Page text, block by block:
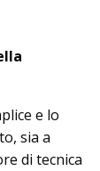
e lo
sia a
di tecnica